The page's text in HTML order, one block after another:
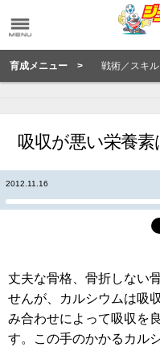
育成メニュー > 戦術／スキル
吸収が悪い栄養
2012.11.16
丈夫な骨格、骨折しない
せんが、カルシウムは吸
み合わせによって吸収を
す。この手のかかるカル